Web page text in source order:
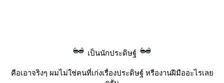
เป็นนักประดิษฐ์
คือเอาจริงๆ ผมไม่ใช่คนที่เก่งเรื่องประดิษฐ์ หรืองานฝีมืออะไรเล